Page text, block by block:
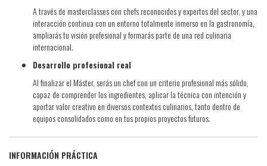
A través de masterclasses con chefs reconocidos y expertos del sector, y una
interacción continua con un entorno totalmente inmerso en la gastronomía,
ampliarás tu visión profesional y formarás parte de una red culinaria
internacional.
Desarrollo profesional real
Al finalizar el Máster, serás un chef con un criterio profesional más sólido,
capaz de comprender los ingredientes, aplicar la técnica con intención y
aportar valor creativo en diversos contextos culinarios, tanto dentro de
equipos consolidados como en tus propios proyectos futuros.
INFORMACIÓN PRÁCTICA